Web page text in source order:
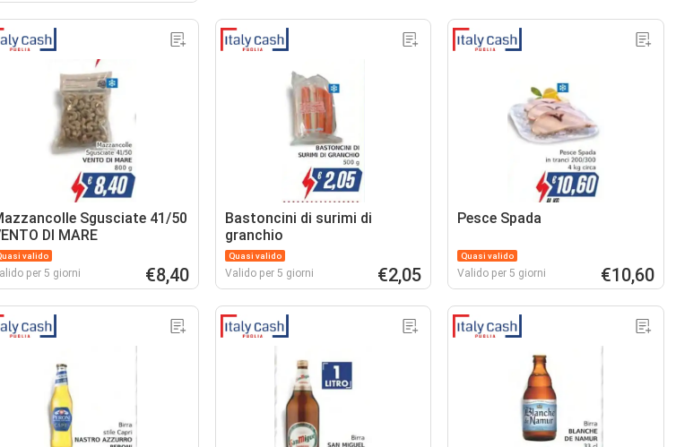
Sgusciate 41/50
DI MARE
valido
per 5 giorni €8,40
Bastoncini di surimi di
granchio
Quasi valido
Valido per 5 giorni €2,05
Pesce Spada
Quasi valido
Valido per 5 giorni €10,60